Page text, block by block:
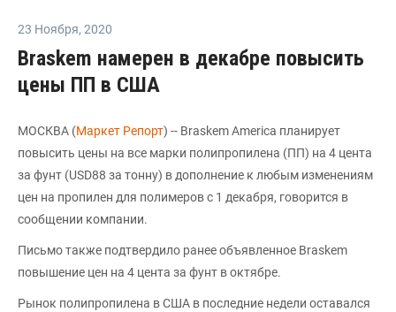
23 Ноября, 2020
Braskem намерен в декабре повысить
цены ПП в США
МОСКВА (Маркет Репорт) -- Braskem America планирует
повысить цены на все марки полипропилена (ПП) на 4 цента
за фунт (USD88 за тонну) в дополнение к любым изменениям
цен на пропилен для полимеров с 1 декабря, говорится в
сообщении компании.
Письмо также подтвердило ранее объявленное Braskem
повышение цен на 4 цента за фунт в октябре.
Рынок полипропилена в США в последние недели оставался